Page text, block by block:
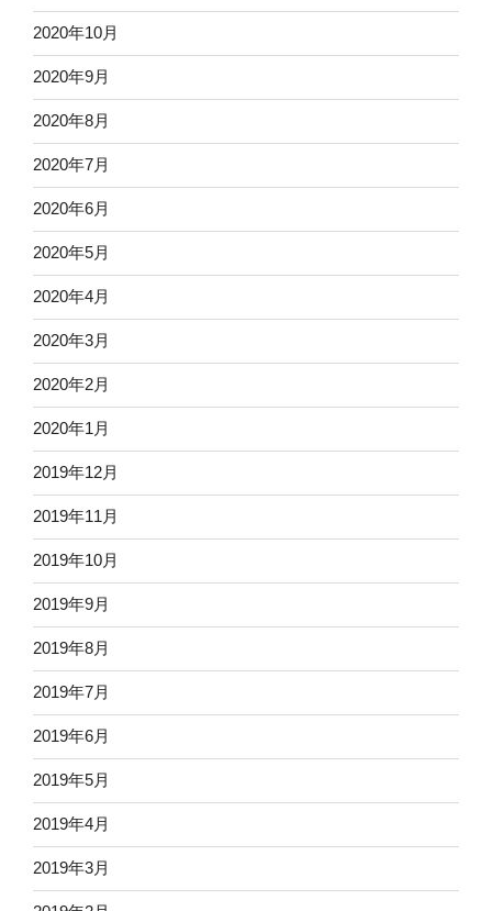
2020年10月
2020年9月
2020年8月
2020年7月
2020年6月
2020年5月
2020年4月
2020年3月
2020年2月
2020年1月
2019年12月
2019年11月
2019年10月
2019年9月
2019年8月
2019年7月
2019年6月
2019年5月
2019年4月
2019年3月